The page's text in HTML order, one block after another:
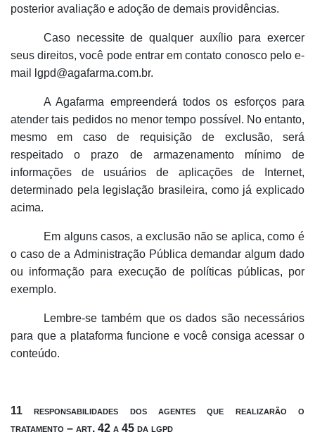
posterior avaliação e adoção de demais providências.
Caso necessite de qualquer auxílio para exercer
seus direitos, você pode entrar em contato conosco pelo e-
mail lgpd@agafarma.com.br.
A Agafarma empreenderá todos os esforços para
atender tais pedidos no menor tempo possível. No entanto,
mesmo em caso de requisição de exclusão, será
respeitado o prazo de armazenamento mínimo de
informações de usuários de aplicações de Internet,
determinado pela legislação brasileira, como já explicado
acima.
Em alguns casos, a exclusão não se aplica, como é
o caso de a Administração Pública demandar algum dado
ou informação para execução de políticas públicas, por
exemplo.
Lembre-se também que os dados são necessários
para que a plataforma funcione e você consiga acessar o
conteúdo.
11 responsabilidades dos agentes que realizarão o
tratamento – art. 42 a 45 da lgpd